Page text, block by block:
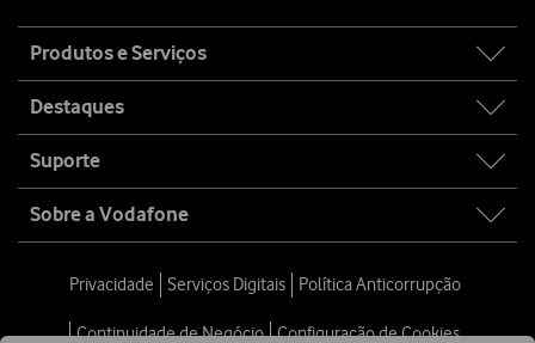
map
Produtos e Serviços
Destaques
Suporte
Sobre a Vodafone
Privacidade Serviços Digitais Política Anticorrupção
Continuidade de Negócio Configuração de Cookies